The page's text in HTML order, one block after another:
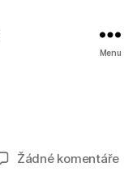
Menu
Žádné komentářeu